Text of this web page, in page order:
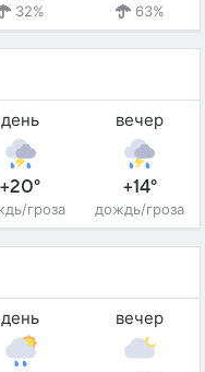
32%
63%
день
+20°
гроза
вечер
+14°
дождь/гроза
день вечер